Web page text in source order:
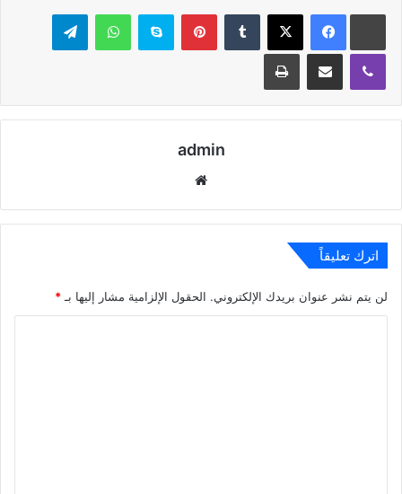
بينتيريستسكايب واتساب تيلقرام
ڤايبر مشاركة عبر البريد طباعة
admin
اترك تعليقاً
لن يتم نشر عنوان بريدك الإلكتروني. الحقول الإلزامية مشار إليها بـ *